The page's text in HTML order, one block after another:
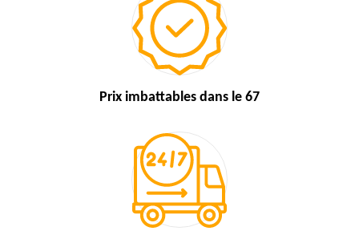
Prix imbattables dans le 67